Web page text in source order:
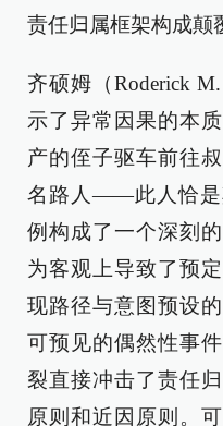
责任归属框架构成颠
齐硕姆（Roderick
示了异常因果的本
产的侄子驱车前往
名路人——此人恰是
例构成了一个深刻
为客观上导致了预
现路径与意图预设
可预见的偶然性事
裂直接冲击了责任
原则和近因原则。